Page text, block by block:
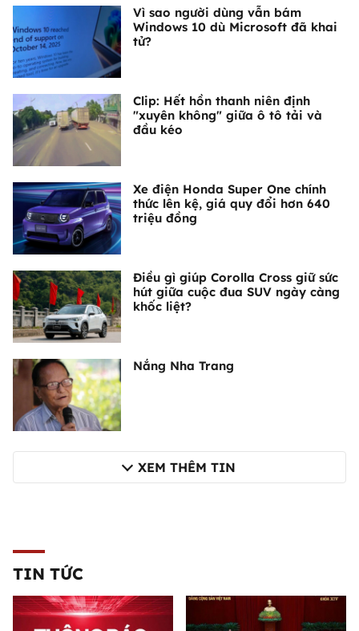
Vì sao người dùng vẫn bám
Windows 10 dù Microsoft đã khai
tử?
Clip: Hết hồn thanh niên định
"xuyên không" giữa ô tô tải và
đầu kéo
Xe điện Honda Super One chính
thức lên kệ, giá quy đổi hơn 640
triệu đồng
Điều gì giúp Corolla Cross giữ sức
hút giữa cuộc đua SUV ngày càng
khốc liệt?
Nắng Nha Trang
XEM THÊM TIN
TIN TỨC